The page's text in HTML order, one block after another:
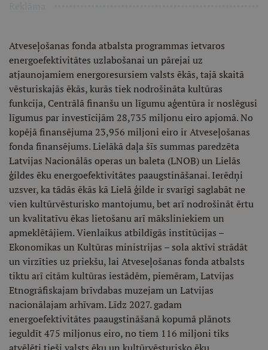
Atveseļošanas fonda atbalsta programmas ietvaros
energoefektivitātes uzlabošanai un pārejai uz
atjaunojamiem energoresursiem valsts ēkās, tajā skaitā
vēsturiskajās ēkās, kurās tiek nodrošināta kultūras
funkcija, Centrālā finanšu un līgumu aģentūra ir noslēgusi
līgumus par investīcijām 28,735 miljonu eiro apjomā. No
kopējā finansējuma 23,956 miljoni eiro ir Atveseļošanas
fonda finansējums. Lielākā daļa šīs summas paredzēta
Latvijas Nacionālās operas un baleta (LNOB) un Lielās
ģildes ēku energoefektivitātes paaugstināšanai. Ierēdņi
uzsver, ka tādās ēkās kā Lielā ģilde ir svarīgi saglabāt ne
vien kultūrvēsturisko mantojumu, bet arī nodrošināt ērtu
un kvalitatīvu ēkas lietošanu arī māksliniekiem un
apmeklētājiem. Vienlaikus atbildīgās institūcijas –
Ekonomikas un Kultūras ministrijas – sola aktīvi strādāt
un virzīties uz priekšu, lai Atveseļošanas fonda atbalsts
tiktu arī citām kultūras iestādēm, piemēram, Latvijas
Etnogrāfiskajam brīvdabas muzejam un Latvijas
nacionālajam arhīvam. Līdz 2027. gadam
energoefektivitātes paaugstināšanā kopumā plānots
ieguldīt 475 miljonus eiro, no tiem 116 miljoni tiks